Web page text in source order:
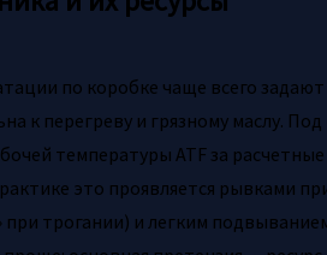
по коробке чаще всего
к перегреву и грязному маслу.
температуры ATF за
это проявляется рывками
трогании) и легким